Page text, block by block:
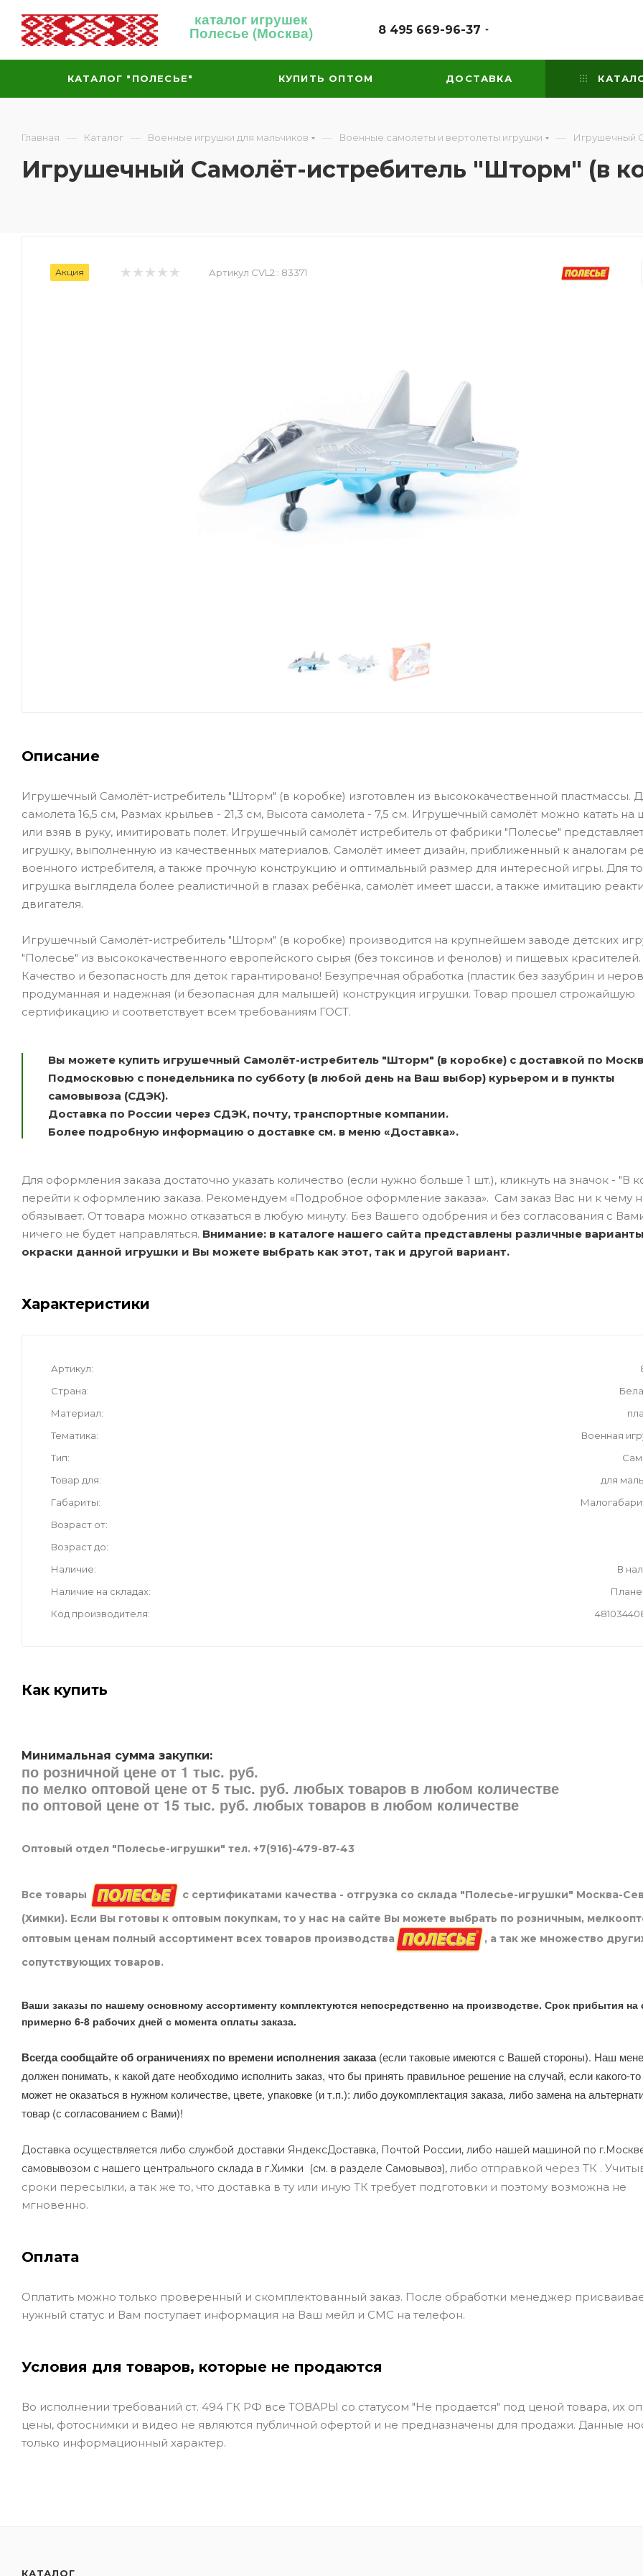
каталог игрушек
Полесье (Москва) 8 495 669-96-37
КАТАЛОГ "ПОЛЕСЬЕ" КУПИТЬ ОПТОМ ДОСТАВКА
Главная — Каталог — Военные игрушки для мальчиков — Военные самолеты и вертолеты игрушки — Игрушечный
Игрушечный Самолёт-истребитель "Шторм" (в
Акция Артикул CVL2:: 83371
Описание
Игрушечный Самолёт-истребитель "Шторм" (в коробке) изготовлен из высококачественной пластмассы.
самолета 16,5 см, Размах крыльев - 21,3 см, Высота самолета - 7,5 см. Игрушечный самолёт можно катать на
или взяв в руку, имитировать полет. Игрушечный самолёт истребитель от фабрики "Полесье"
игрушку, выполненную из качественных материалов. Самолёт имеет дизайн, приближенный к аналогам
военного истребителя, а также прочную конструкцию и оптимальный размер для интересной игры. Для
игрушка выглядела более реалистичной в глазах ребёнка, самолёт имеет шасси, а также имитацию
двигателя.
Игрушечный Самолёт-истребитель "Шторм" (в коробке) производится на крупнейшем заводе детских
"Полесье" из высококачественного европейского сырья (без токсинов и фенолов) и пищевых красителей.
Качество и безопасность для деток гарантировано! Безупречная обработка (пластик без зазубрин и
продуманная и надежная (и безопасная для малышей) конструкция игрушки. Товар прошел строжайшую
сертификацию и соответствует всем требованиям ГОСТ.
Вы можете купить игрушечный Самолёт-истребитель "Шторм" (в коробке) с доставкой по
Подмосковью с понедельника по субботу (в любой день на Ваш выбор) курьером и в пункты
самовывоза (СДЭК).
Доставка по России через СДЭК, почту, транспортные компании.
Более подробную информацию о доставке см. в меню «Доставка».
Для оформления заказа достаточно указать количество (если нужно больше 1 шт.), кликнуть на значок - "В
перейти к оформлению заказа. Рекомендуем «Подробное оформление заказа». Сам заказ Вас ни к чему
обязывает. От товара можно отказаться в любую минуту. Без Вашего одобрения и без согласования с
ничего не будет направляться. Внимание: в каталоге нашего сайта представлены различные варианты
окраски данной игрушки и Вы можете выбрать как этот, так и другой вариант.
Характеристики
Артикул
Страна
Материал
Тематика
Военная
Тип
Товар для
для
Габариты
Возраст от
Возраст до
Наличие
В
Наличие на складах
Код производителя
Как купить
Минимальная сумма закупки:
по розничной цене от 1 тыс. руб.
по мелко оптовой цене от 5 тыс. руб. любых товаров в любом количестве
по оптовой цене от 15 тыс. руб. любых товаров в любом количестве
Оптовый отдел "Полесье-игрушки" тел. +7(916)-479-87-43
Все товары
с сертификатами качества - отгрузка со склада "Полесье-игрушки" Москва-
(Химки). Если Вы готовы к оптовым покупкам, то у нас на сайте Вы можете выбрать по розничным,
оптовым ценам полный ассортимент всех товаров производства
, а так же множество
сопутствующих товаров.
Ваши заказы по нашему основному ассортименту комплектуются непосредственно на производстве. Срок прибытия на
примерно 6-8 рабочих дней с момента оплаты заказа.
Всегда сообщайте об ограничениях по времени исполнения заказа(если таковые имеются с Вашей стороны). Наш
должен понимать, к какой дате необходимо исполнить заказ, что бы принять правильное решение на случай, если какого-
может не оказаться в нужном количестве, цвете, упаковке (и т.п.): либо доукомплектация заказа, либо замена на
товар (с согласованием с Вами)!
Доставка осуществляется либо службой доставки ЯндексДоставка, Почтой России, либо нашей машиной по
самовывозом с нашего центрального склада в г.Химки (см. в разделе Самовывоз), либо отправкой через ТК .
сроки пересылки, а так же то, что доставка в ту или иную ТК требует подготовки и поэтому возможна не
мгновенно.
Оплата
Оплатить можно только проверенный и скомплектованный заказ. После обработки менеджер
нужный статус и Вам поступает информация на Ваш мейл и СМС на телефон.
Условия для товаров, которые не продаются
Во исполнении требований ст. 494 ГК РФ все ТОВАРЫ со статусом "Не продается" под ценой товара, их
цены, фотоснимки и видео не являются публичной офертой и не предназначены для продажи. Данные
только информационный характер.
КАТАЛОГ